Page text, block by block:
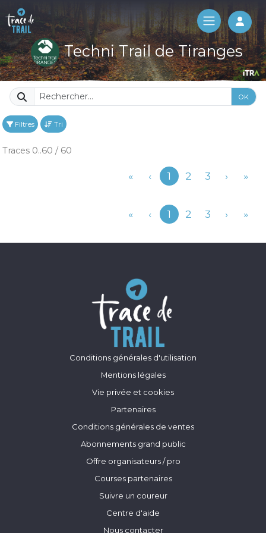
Log
Techni Trail de Tiranges
OK
Filtres Tri
Traces 0..60 / 60
« ‹Précédent
1 2 3 › »
« ‹Précédent
1 2 3 › »
Conditions générales d'utilisation
Mentions légales
Vie privée et cookies
Partenaires
Conditions générales de ventes
Abonnements grand public
Offre organisateurs / pro
Courses partenaires
Suivre un coureur
Centre d'aide
Nous contacter